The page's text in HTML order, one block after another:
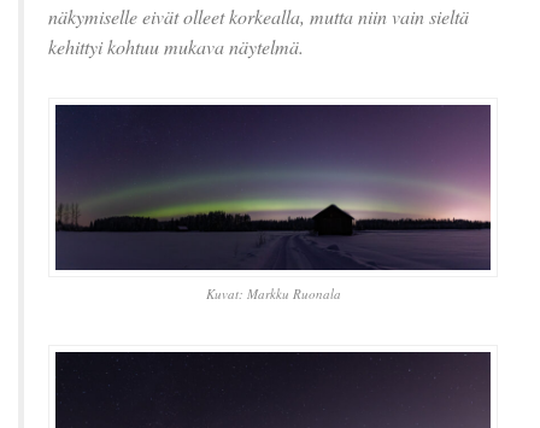
näkymiselle eivät olleet korkealla, mutta niin vain sieltä
kehittyi kohtuu mukava näytelmä.
Kuvat: Markku Ruonala